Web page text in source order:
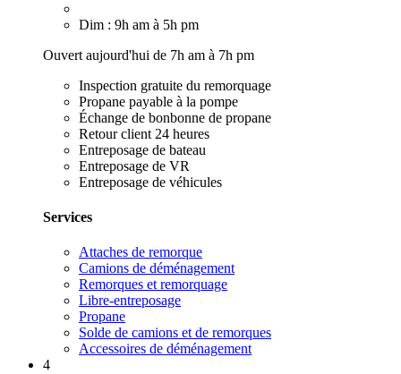
Dim : 9h am à 5h pm
Ouvert aujourd'hui de 7h am à 7h pm
Inspection gratuite du remorquage
Propane payable à la pompe
Échange de bonbonne de propane
Retour client 24 heures
Entreposage de bateau
Entreposage de VR
Entreposage de véhicules
Services
Attaches de remorque
Camions de déménagement
Remorques et remorquage
Libre-entreposage
Propane
Solde de camions et de remorques
Accessoires de déménagement
4